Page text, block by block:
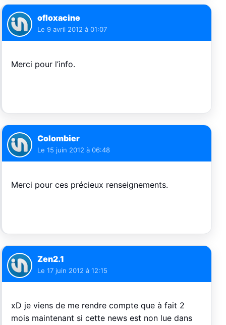
ofloxacine
Le 9 avril 2012 à 01:07
Merci pour l’info.
Colombier
Le 15 juin 2012 à 06:48
Merci pour ces précieux renseignements.
Zen2.1
Le 17 juin 2012 à 12:15
xD je viens de me rendre compte que à fait 2
mois maintenant si cette news est non lue dans